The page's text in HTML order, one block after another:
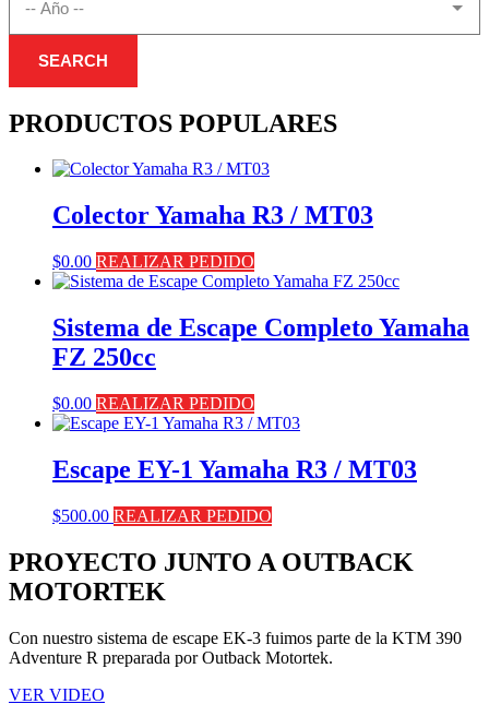
SEARCH
PRODUCTOS POPULARES
Colector Yamaha R3 / MT03
$0.00 REALIZAR PEDIDO
Sistema de Escape Completo Yamaha
FZ 250cc
$0.00 REALIZAR PEDIDO
Escape EY-1 Yamaha R3 / MT03
$500.00 REALIZAR PEDIDO
PROYECTO JUNTO A OUTBACK
MOTORTEK ​
Con nuestro sistema de escape EK-3 fuimos parte de la KTM 390
Adventure R preparada por Outback Motortek.
VER VIDEO